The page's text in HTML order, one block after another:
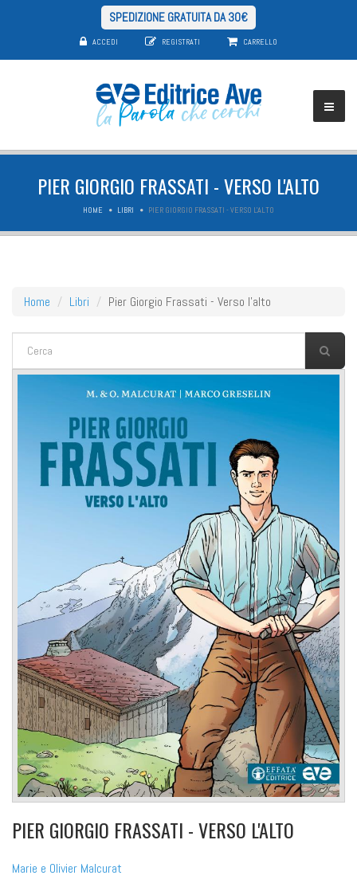
SPEDIZIONE GRATUITA DA 30€
ACCEDI REGISTRATI CARRELLO
PIER GIORGIO FRASSATI - VERSO L'ALTO
HOME LIBRI PIER GIORGIO FRASSATI - VERSO L'ALTO
Home Libri Pier Giorgio Frassati - Verso l'alto
FORM DI RICERCA
PIER GIORGIO FRASSATI - VERSO L'ALTO
Marie e Olivier Malcurat